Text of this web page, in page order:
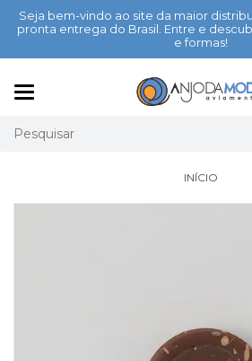
Seja bem-vindo ao site da maior
pronta entrega do Brasil. Entre e
e formas!
INÍCIO